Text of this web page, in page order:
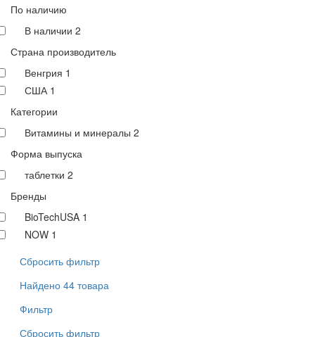
По наличию
В наличии 2
Страна производитель
Венгрия 1
США 1
Категории
Витамины и минералы 2
Форма выпуска
таблетки 2
Бренды
BioTechUSA 1
NOW 1
Сбросить фильтр
Найдено 44 товара
Фильтр
Сбросить фильтр